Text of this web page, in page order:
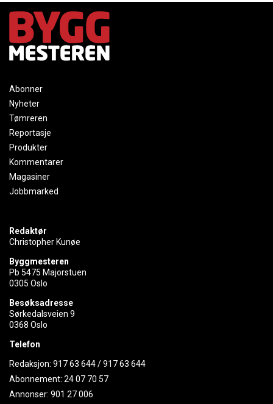
Abonner
Nyheter
Tømreren
Reportasje
Produkter
Kommentarer
Magasiner
Jobbmarked
Redaktør
Christopher Kunøe
Byggmesteren
Pb 5475 Majorstuen
0305 Oslo
Besøksadresse
Sørkedalsveien 9
0368 Oslo
Telefon
Redaksjon: 917 63 644/917 63 644
Abonnement: 24 07 70 57
Annonser: 901 27 006